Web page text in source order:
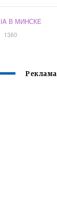
В МИНСКЕ
1360
Реклама